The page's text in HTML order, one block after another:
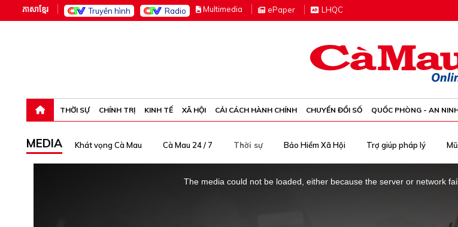
ភាសាខ្មែរ Truyền hình Radio Multimedia ePaper LHQC
THỜI SỰ CHÍNH TRỊ KINH TẾ XÃ HỘI CẢI CÁCH HÀNH CHÍNH CHUYỂN ĐỔI SỐ QUỐC PHÒNG - AN
MEDIA Khát vọng Cà Mau Cà Mau 24 / 7 Thời sự Bảo Hiểm Xã Hội Trợ giúp pháp lý
The media could not be loaded, either because the server or network